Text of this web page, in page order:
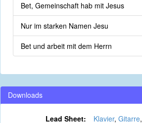
Bet, Gemeinschaft hab mit Jesus
Nur im starken Namen Jesu
Bet und arbeit mit dem Herrn
Downloads
Lead Sheet: Klavier, Gitarre,